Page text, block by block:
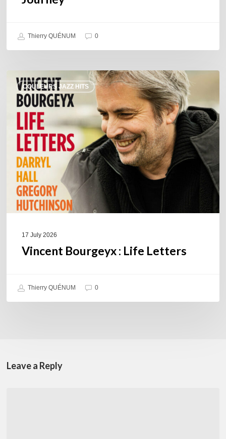
Thierry QUÉNUM 0
COULEURS JAZZ HITS
Vincent
Bourgeyx :
Life
Letters
17 July 2026
Vincent Bourgeyx : Life Letters
Thierry QUÉNUM 0
Leave a Reply